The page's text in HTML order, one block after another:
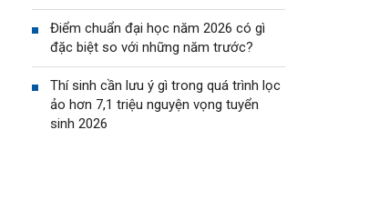
Điểm chuẩn đại học năm 2026 có gì
đặc biệt so với những năm trước?
Thí sinh cần lưu ý gì trong quá trình lọc
ảo hơn 7,1 triệu nguyện vọng tuyển
sinh 2026